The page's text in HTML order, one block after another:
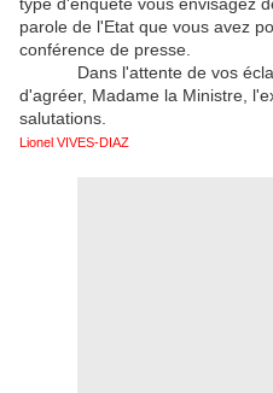
parole de l'Etat que vous avez
conférence de presse.
Dans l'attente de vos
d'agréer, Madame la Ministre,
salutations.
Lionel VIVES-DIAZ